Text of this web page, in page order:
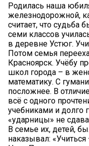
Родилась наша
железнодорожной,
считает, что судьба
семи классов
в деревне Устюг.
Потом семья
Красноярск. Учёбу
школ города – в
математику. С
посложнее. В
всё с одного
учебниками и долго
«ударницы» не
В семье их, детей,
наказывал: «Учиться